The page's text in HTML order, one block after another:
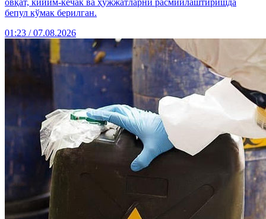
овқат, кийим-кечак ва ҳужжатларни расмийлаштиришда
бепул кўмак берилган.
01:23 / 07.08.2026